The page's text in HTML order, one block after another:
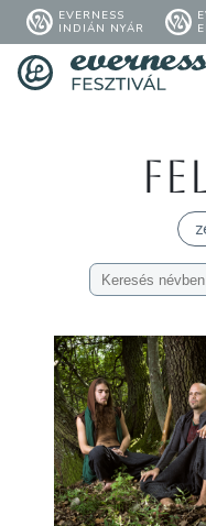
EVERNESS
INDIÁN NYÁR